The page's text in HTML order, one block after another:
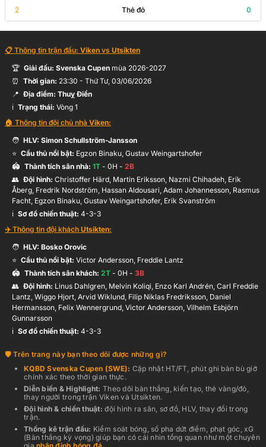
2 Thẻ đỏ 0
📋 Thông tin trận đấu: Viken vs Utsikten
🏆 Giải đấu: Svenska Cupen mùa 2026-2027
⏰ Thời gian: 23:30 - Thứ Tư, 03/06/2026
📍 Địa điểm: Thuỵ Điển
ℹ️ Trạng thái: Vòng 1
🏠 Thông tin đội chủ nhà Viken:
🧑 HLV: Simon Schullström-Jansson
⭐ Cầu thủ nổi bật: Egzon Binaku, Gustav Weingartshofer
🏟️ Thành tích sân nhà: 1T - 0H - 2B
👥 Đội hình: Christoffer Härd, Martin Eriksson, Nazmi Chihadeh, Erik
Åberg, Fredrik Nordström, Hassan Aldousari, Adam Johannesson, Rasmus
Facht, Egzon Binaku, Gustav Weingartshofer, Erik Svanström
ℹ️️ Sơ đồ chiến thuật: 4-3-3
✈️ Thông tin đội khách Utsikten:
🧑 HLV: Bosko Orovic
⭐ Cầu thủ nổi bật: Victor Andersson, Freddie Lantz
🏟️ Thành tích sân khách: 2T - 0H - 3B
👥 Đội hình: Linus Dahlgren, Melvin Koliqi, Enzo Karl Andrén, Carl Freddie
Lantz, Wiggo Hjort, Arvid Wiklund, Filip Niklas Fredriksson, Daniel
Hermansson, Felix Wennergrund, Victor Andersson, Vilhelm Esbjörn
Gunnarsson
ℹ️️ Sơ đồ chiến thuật: 4-3-3
Trên trang này bạn theo dõi được những gì?
KQBDSvenska Cupen (SWE): Cập nhật HT/FT, phút ghi bàn bù giờ
chính xác theo thời gian thực .
Diễn biến & Highlight: Theo dõi bàn thắng, kiến tạo, thẻ vàng/đỏ,
thay người trong trận Viken và Utsikten.
Đội hình & chiến thuật:đội hình ra sân, sơ đồ, HLV, thay đổi trong
trận.
Thống kê trận đấu: Kiểm soát bóng, số pha dứt điểm, phạt góc, xG
(Bàn thắng kỳ vọng) giúp bạn có cái nhìn tổng quan như một chuyên